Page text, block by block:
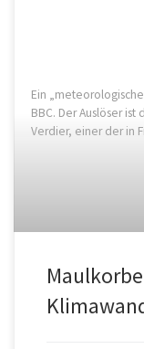
Ein
BBC. Der Auslöser
Verdier, einer der in